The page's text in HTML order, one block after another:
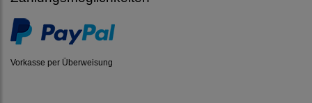
Vorkasse per Überweisung